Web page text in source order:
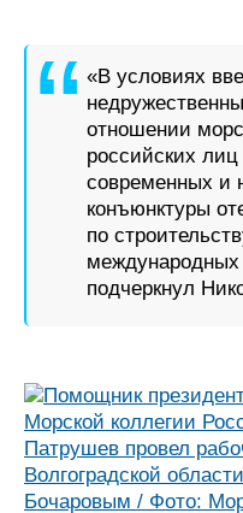
«В условиях
отношении
российских
современных и
конъюнктуры
по
международных
подчеркнул